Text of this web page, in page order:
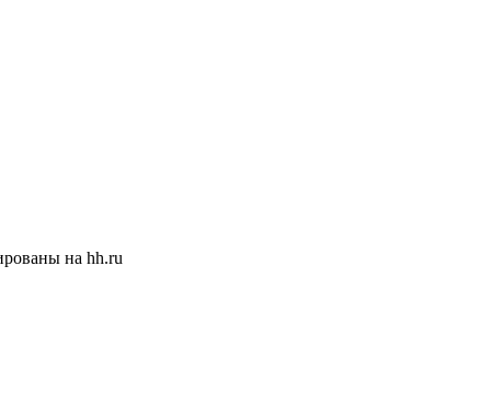
на hh.ru